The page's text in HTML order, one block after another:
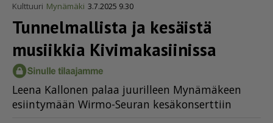
Kulttuuri Mynämäki 3.7.2025 9.30
Tunnelmallista ja kesäistä
musiikkia Kivima­ka­sii­nissa
Lee­na Kal­lo­nen pa­laa juu­ril­leen My­nä­mä­keen
esiin­ty­mään Wir­mo-Seu­ran ke­sä­kon­sert­tiin